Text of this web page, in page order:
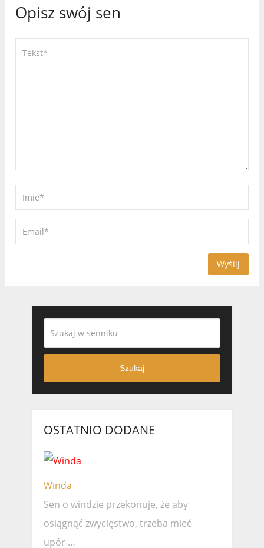
Opisz swój sen
Szukaj
OSTATNIO DODANE
Winda
Sen o windzie przekonuje, że ​​aby
osiągnąć zwycięstwo, trzeba mieć
upór …